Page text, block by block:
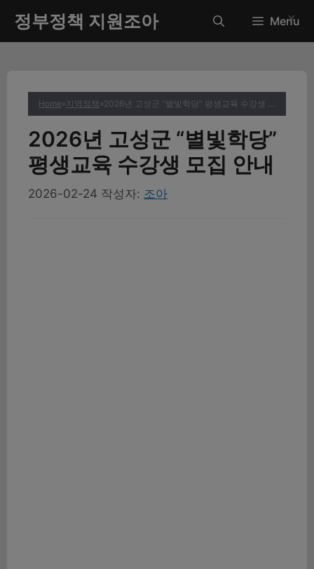
츠
정부정책 지원조아 Menu
Home»지역정책 » 2026년 고성군 “별빛학당” 평생교육 수강생 모집 안내
2026년 고성군 “별빛학당”
평생교육 수강생 모집 안내
2026-02-24 작성자: 조아
✕